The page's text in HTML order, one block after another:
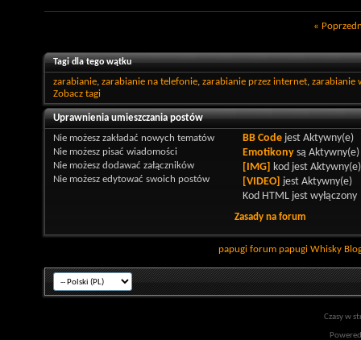
«
Tagi dla tego wątku
zarabianie, zarabianie na telefonie, zarabianie przez internet, zarabianie
Zobacz tagi
Uprawnienia umieszczania postów
Nie możesz zakładać nowych tematów
Nie możesz pisać wiadomości
Nie możesz dodawać załączników
Nie możesz edytować swoich postów
BB Codejest Aktywny(e)
Emotikonysą Aktywny(e)
[IMG]
kod jest Aktywny(e)
[VIDEO]
jest Aktywny(e)
Kod HTML jest wyłączony
Zasady na forum
papugi forum papugi Whisky
Czasy w